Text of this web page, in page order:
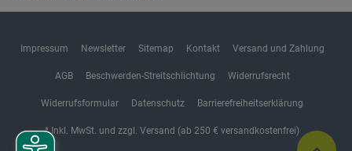
Impressum Newsletter Sitemap Kontakt Versand und Zahlung
AGB Beschwerden-Streitschlichtung Widerrufsrecht
Widerrufsformular Datenschutz Barrierefreiheitserklärung
* Inkl. MwSt. und zzgl. Versand (ab 250 € versandkostenfrei)